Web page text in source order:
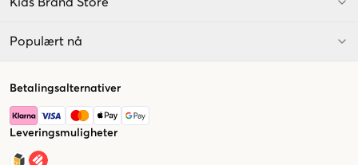
Populært nå
Betalingsalternativer
Leveringsmuligheter